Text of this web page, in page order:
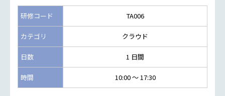
研修コード TA006
カテゴリ クラウド
日数 1 日間
時間 10:00 ～ 17:30